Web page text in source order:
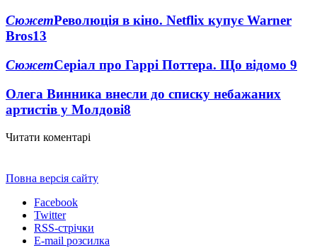
СюжетРеволюція в кіно. Netflix купує Warner
Bros13
СюжетСеріал про Гаррі Поттера. Що відомо 9
Олега Винника внесли до списку небажаних
артистів у Молдові8
Читати коментарі
Повна версія сайту
Facebook
Twitter
RSS-стрічки
E-mail розсилка